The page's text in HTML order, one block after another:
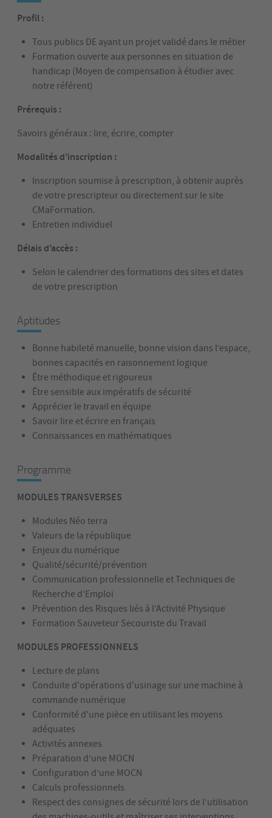
Profil :
Tous publics DE ayant un projet validé dans le métier
Formation ouverte aux personnes en situation de
handicap (Moyen de compensation à étudier avec
notre référent)
Prérequis :
Savoirs généraux : lire, écrire, compter
Modalités d’inscription :
Inscription soumise à prescription, à obtenir auprès
de votre prescripteur ou directement sur le site
CMaFormation.
Entretien individuel
Délais d’accès :
Selon le calendrier des formations des sites et dates
de votre prescription
Aptitudes
Bonne habileté manuelle, bonne vision dans l’espace,
bonnes capacités en raisonnement logique
Être méthodique et rigoureux
Être sensible aux impératifs de sécurité
Apprécier le travail en équipe
Savoir lire et écrire en français
Connaissances en mathématiques
Programme
MODULES TRANSVERSES
Modules Néo terra
Valeurs de la république
Enjeux du numérique
Qualité/sécurité/prévention
Communication professionnelle et Techniques de
Recherche d’Emploi
Prévention des Risques liés à l’Activité Physique
Formation Sauveteur Secouriste du Travail
MODULES PROFESSIONNELS
Lecture de plans
Conduite d'opérations d'usinage sur une machine à
commande numérique
Conformité d'une pièce en utilisant les moyens
adéquates
Activités annexes
Préparation d’une MOCN
Configuration d’une MOCN
Calculs professionnels
Respect des consignes de sécurité lors de l’utilisation